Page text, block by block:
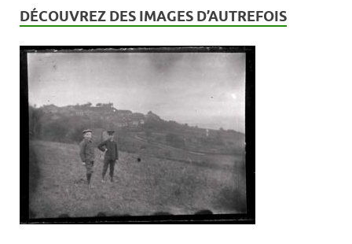
DÉCOUVREZ DES IMAGES D’AUTREFOIS